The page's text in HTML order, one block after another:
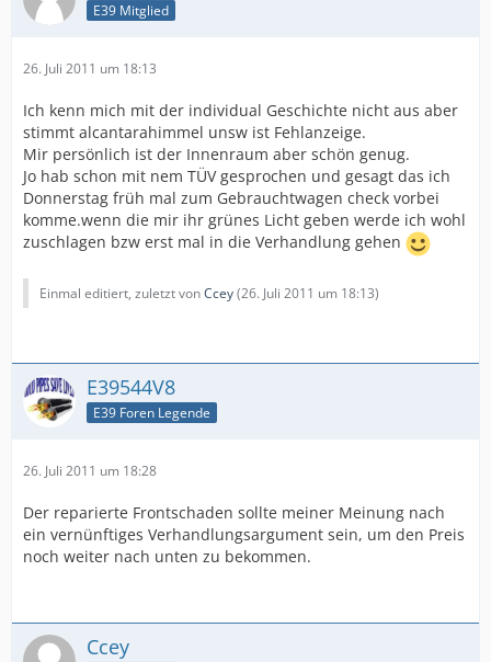
E39 Mitglied
26. Juli 2011 um 18:13
Ich kenn mich mit der individual Geschichte nicht aus aber
stimmt alcantarahimmel unsw ist Fehlanzeige.
Mir persönlich ist der Innenraum aber schön genug.
Jo hab schon mit nem TÜV gesprochen und gesagt das ich
Donnerstag früh mal zum Gebrauchtwagen check vorbei
komme.wenn die mir ihr grünes Licht geben werde ich wohl
zuschlagen bzw erst mal in die Verhandlung gehen
Einmal editiert, zuletzt vonCcey(26. Juli 2011 um 18:13)
E39544V8
E39 Foren Legende
26. Juli 2011 um 18:28
Der reparierte Frontschaden sollte meiner Meinung nach
ein vernünftiges Verhandlungsargument sein, um den Preis
noch weiter nach unten zu bekommen.
Ccey